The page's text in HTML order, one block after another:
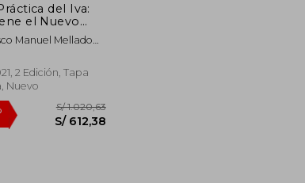
del Iva:
el Nuevo
del
Electrónico
Manuel Mellado
Vegazo
2 Edición, Tapa
Nuevo